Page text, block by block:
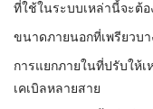
ที่ใช้ในระบบเหล่านี้จะต้
ขนาดภายนอกที่เพรียวบา
การแยกภายในที่ปรับให้
เคเบิลหลายสาย